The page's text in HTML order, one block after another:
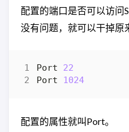
配置的端口是否可以访问
没有问题，就可以干掉原
Port 22
Port 1024
配置的属性就叫Port。